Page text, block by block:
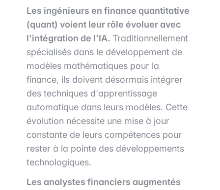
Les ingénieurs en finance quantitative
(quant) voient leur rôle évoluer avec
l'intégration de l'IA. Traditionnellement
spécialisés dans le développement de
modèles mathématiques pour la
finance, ils doivent désormais intégrer
des techniques d'apprentissage
automatique dans leurs modèles. Cette
évolution nécessite une mise à jour
constante de leurs compétences pour
rester à la pointe des développements
technologiques.
Les analystes financiers augmentés